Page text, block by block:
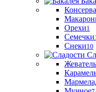
Орехи1
Семечки
Снеки10